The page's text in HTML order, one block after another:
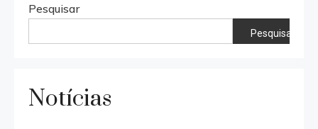
Pesquisar
Pesquisar
Notícias